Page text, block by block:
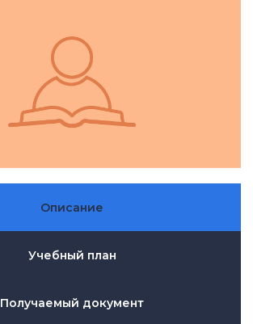
Описание
Учебный план
Получаемый документ